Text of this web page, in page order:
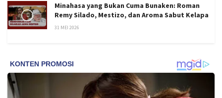
Minahasa yang Bukan Cuma Bunaken: Roman
Remy Silado, Mestizo, dan Aroma Sabut Kelapa
31 MEI 2026